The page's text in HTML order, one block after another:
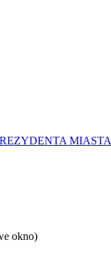
MIASTA
okno)